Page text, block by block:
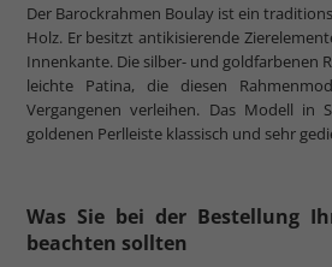
Der Barockrahmen Boulay ist ein
Holz. Er besitzt antikisierende
Innenkante. Die silber- und goldfarbenen
leichte Patina, die diesen
Vergangenen verleihen. Das Modell in
goldenen Perlleiste klassisch und sehr
Was Sie bei der Bestellung
beachten sollten